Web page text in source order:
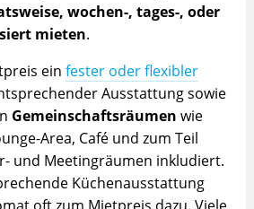
wochen-, tages-, oder
mieten.
ein fester oder flexibler
Ausstattung sowie
Gemeinschaftsräumen wie
Area, Café und zum Teil
und Meetingräumen inkludiert.
Küchenausstattung
oft zum Mietpreis dazu. Viele